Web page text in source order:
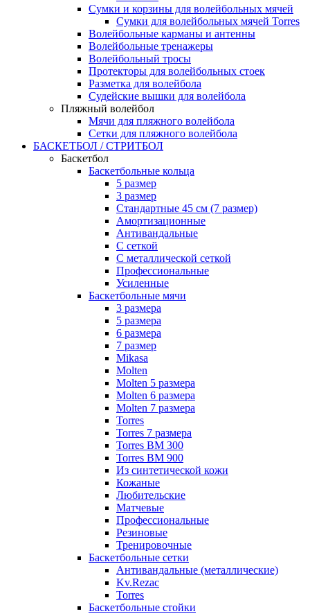
Сумки и корзины для волейбольных мячей
Сумки для волейбольных мячей Torres
Волейбольные карманы и антенны
Волейбольные тренажеры
Волейбольный тросы
Протекторы для волейбольных стоек
Разметка для волейбола
Судейские вышки для волейбола
Пляжный волейбол
Мячи для пляжного волейбола
Сетки для пляжного волейбола
БАСКЕТБОЛ / СТРИТБОЛ
Баскетбол
Баскетбольные кольца
5 размер
3 размер
Стандартные 45 см (7 размер)
Амортизационные
Антивандальные
С сеткой
С металлической сеткой
Профессиональные
Усиленные
Баскетбольные мячи
3 размера
5 размера
6 размера
7 размер
Mikasa
Molten
Molten 5 размера
Molten 6 размера
Molten 7 размера
Torres
Torres 7 размера
Torres BM 300
Torres BM 900
Из синтетической кожи
Кожаные
Любительские
Матчевые
Профессиональные
Резиновые
Тренировочные
Баскетбольные сетки
Антивандальные (металлические)
Kv.Rezac
Torres
Баскетбольные стойки